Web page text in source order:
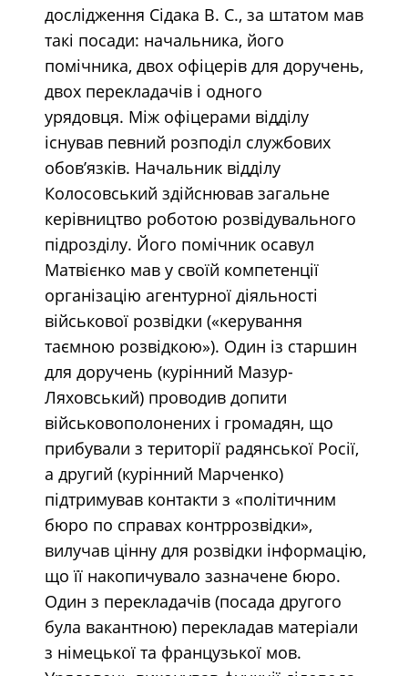
дослідження Сідака В. С., за штатом мав
такі посади: начальника, його
помічника, двох офіцерів для доручень,
двох перекладачів і одного
урядовця. Між офіцерами відділу
існував певний розподіл службових
обов’язків. Начальник відділу
Колосовський здійснював загальне
керівництво роботою розвідувального
підрозділу. Його помічник осавул
Матвієнко мав у своїй компетенції
організацію агентурної діяльності
військової розвідки («керування
таємною розвідкою»). Один із старшин
для доручень (курінний Мазур-
Ляховський) проводив допити
військовополонених і громадян, що
прибували з території радянської Росії,
а другий (курінний Марченко)
підтримував контакти з «політичним
бюро по справах контррозвідки»,
вилучав цінну для розвідки інформацію,
що її накопичувало зазначене бюро.
Один з перекладачів (посада другого
була вакантною) перекладав матеріали
з німецької та французької мов.